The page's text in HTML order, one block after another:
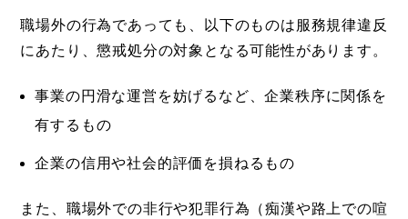
職場外の行為であっても、以下のものは服務規律違反
にあたり、懲戒処分の対象となる可能性があります。
事業の円滑な運営を妨げるなど、企業秩序に関係を
有するもの
企業の信用や社会的評価を損ねるもの
また、職場外での非行や犯罪行為（痴漢や路上での喧